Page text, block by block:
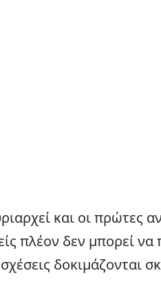
και οι πρώτες
πλέον δεν μπορεί
δοκιμάζονται